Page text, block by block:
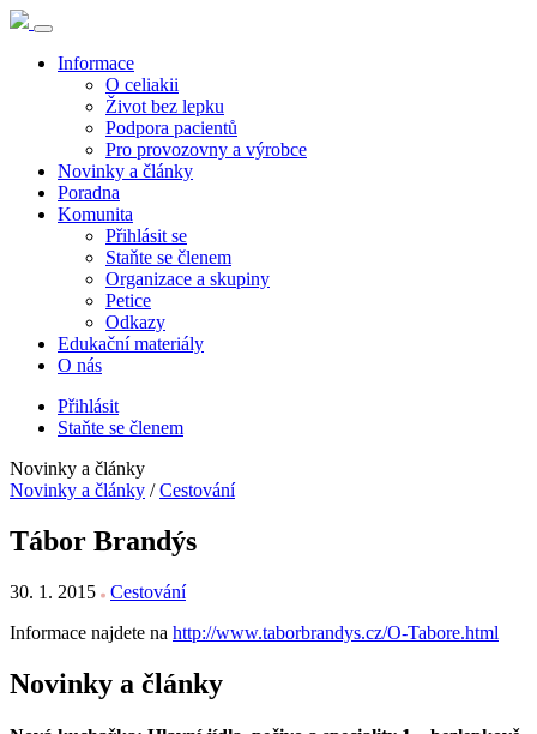
Informace
O celiakii
Život bez lepku
Podpora pacientů
Pro provozovny a výrobce
Novinky a články
Poradna
Komunita
Přihlásit se
Staňte se členem
Organizace a skupiny
Petice
Odkazy
Edukační materiály
O nás
Přihlásit
Staňte se členem
Novinky a články
Novinky a články / Cestování
Tábor Brandýs
30. 1. 2015
Cestování
Informace najdete na http://www.taborbrandys.cz/O-Tabore.html
Novinky a články